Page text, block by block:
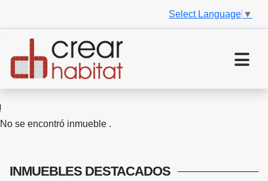
Select Language ▼
No se encontró inmueble .
INMUEBLES DESTACADOS